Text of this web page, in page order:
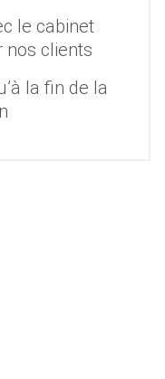
le cabinet
nos clients
la fin de la